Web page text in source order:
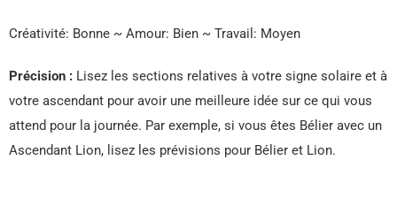
Créativité: Bonne ~ Amour: Bien ~ Travail: Moyen
Précision : Lisez les sections relatives à votre signe solaire et à
votre ascendant pour avoir une meilleure idée sur ce qui vous
attend pour la journée. Par exemple, si vous êtes Bélier avec un
Ascendant Lion, lisez les prévisions pour Bélier et Lion.